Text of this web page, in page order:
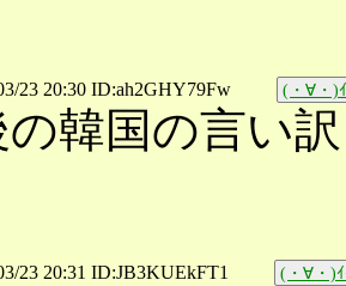
23 20:30 ID:ah2GHY79Fw (・∀・)
の韓国の言い
23 20:31 ID:JB3KUEkFT1 (・∀・)